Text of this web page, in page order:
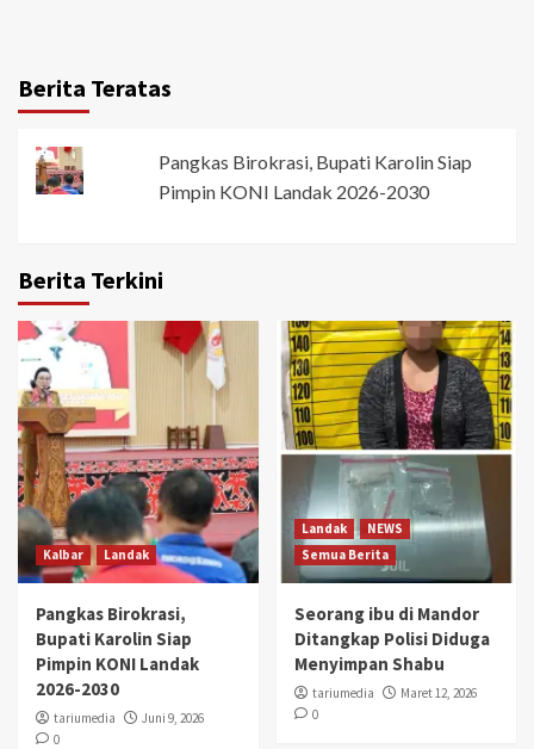
Berita Teratas
Pangkas Birokrasi, Bupati Karolin Siap
Pimpin KONI Landak 2026-2030
Berita Terkini
Kalbar Landak
Pangkas Birokrasi,
Bupati Karolin Siap
Pimpin KONI Landak
2026-2030
tariumedia
Juni 9, 2026
0
Landak
NEWS
Semua Berita
Seorang ibu di Mandor
Ditangkap Polisi Diduga
Menyimpan Shabu
tariumedia
Maret 12, 2026
0